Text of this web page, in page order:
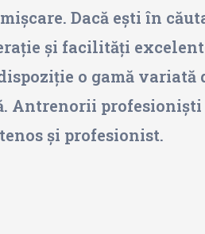
Dacă ești în
și facilități
o gamă variată
Antrenorii profesioniști
și profesionist.